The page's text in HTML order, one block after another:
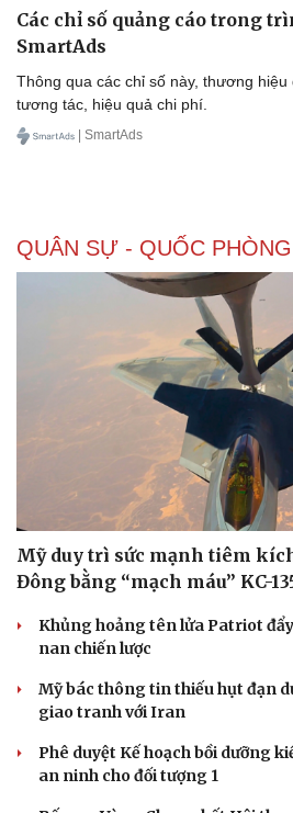
Các chỉ số quảng cáo trong
SmartAds
Thông qua các chỉ số này, thương
tương tác, hiệu quả chi phí.
| SmartAds
QUÂN SỰ - QUỐC PHÒNG
Mỹ duy trì sức mạnh tiêm
Đông bằng “mạch máu” KC-
Khủng hoảng tên lửa Patriot
nan chiến lược
Mỹ bác thông tin thiếu hụt đạn
giao tranh với Iran
Phê duyệt Kế hoạch bồi dưỡng
an ninh cho đối tượng 1